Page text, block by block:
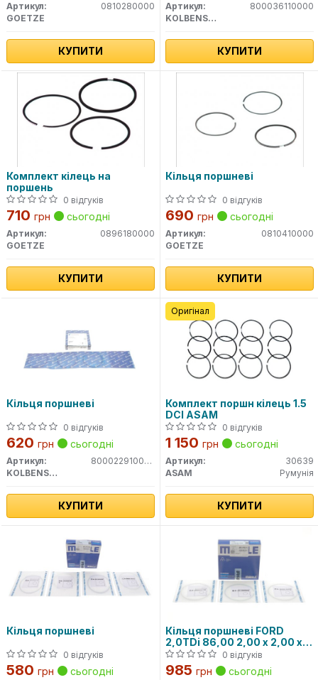
Артикул:
0810280000
GOETZE
КУПИТИ
Артикул:
800036110000
KOLBENSCHMIDT
КУПИТИ
Комплект кілець на
поршень
0 відгуків
710 грн сьогодні
Артикул:
0896180000
GOETZE
КУПИТИ
Кільця поршневі
0 відгуків
690 грн сьогодні
Артикул:
0810410000
GOETZE
КУПИТИ
Кільця поршневі
0 відгуків
620 грн сьогодні
Артикул:
800022910000
KOLBENSCHMIDT
КУПИТИ
Комплект поршн кілець 1.5
DCI ASAM
0 відгуків
1 150 грн сьогодні
Артикул:
30639
ASAM
Румунія
КУПИТИ
Оригінал
Кільця поршневі
0 відгуків
580 грн сьогодні
Кільця поршневі FORD
2,0TDi 86,00 2,00 x 2,00 x
2,00 mm (вир-во Mahle)
0 відгуків
985 грн сьогодні